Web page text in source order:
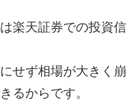
楽天証券での投資信
せず相場が大きく崩
るからです。